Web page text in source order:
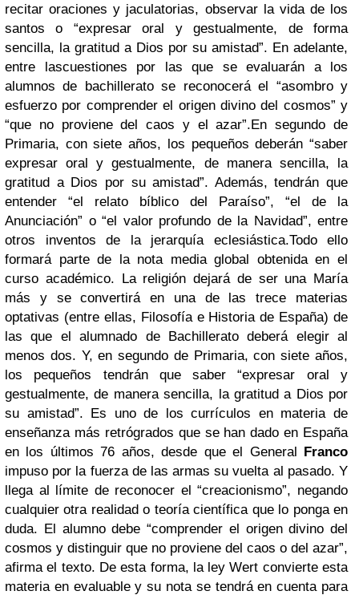
recitar oraciones y jaculatorias, observar la vida de los
santos o “expresar oral y gestualmente, de forma
sencilla, la gratitud a Dios por su amistad”. En adelante,
entre lascuestiones por las que se evaluarán a los
alumnos de bachilleratose reconocerá el “asombro y
esfuerzo por comprender el origen divinodel cosmos” y
“que no proviene del caos y el azar”.En segundo de
Primaria, con siete años, los pequeños deberán “saber
expresar oral y gestualmente, de manera sencilla, la
gratitud a Dios por su amistad”. Además, tendrán que
entender “el relato bíblico del Paraíso”, “el de la
Anunciación” o “el valor profundo de la Navidad”, entre
otros inventos de la jerarquía eclesiástica.Todo ello
formará parte de la nota media global obtenida en el
curso académico. La religión dejará de ser una María
más y se convertirá en una de las trece materias
optativas (entre ellas, Filosofía e Historia de España) de
las que el alumnado de Bachillerato deberá elegir al
menos dos. Y, en segundo de Primaria, con siete años,
los pequeños tendrán que saber “expresar oral y
gestualmente, de manera sencilla, la gratitud a Dios por
su amistad”. Es uno de los currículos en materia de
enseñanza más retrógrados que se han dado en España
en los últimos 76 años, desde que el General Franco
impuso por la fuerza de las armas su vuelta al pasado. Y
llega al límite de reconocer el “creacionismo”, negando
cualquier otra realidad o teoría científica que lo ponga en
duda. El alumno debe “comprender el origen divino del
cosmos y distinguir que no proviene del caos o del azar”,
afirma el texto. De esta forma, la ley Wert convierte esta
materia en evaluable y su nota se tendrá en cuenta para